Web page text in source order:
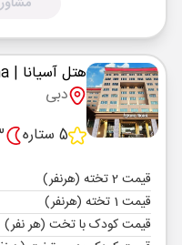
هتل آسیانا | Hotel Asiana
دبی
5 ستاره
قیمت 2 تخته (هرنفر)
قیمت 1 تخته (هرنفر)
قیمت کودک با تخت (هر نفر)